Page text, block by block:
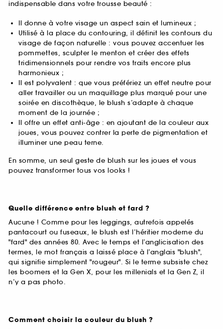
indispensable dans votre trousse beauté :
Il donne à votre visage un aspect sain et lumineux ;
Utilisé à la place du contouring, il définit les contours du
visage de façon naturelle : vous pouvez accentuer les
pommettes, sculpter le menton et créer des effets
tridimensionnels pour rendre vos traits encore plus
harmonieux ;
Il est polyvalent : que vous préfériez un effet neutre pour
aller travailler ou un maquillage plus marqué pour une
soirée en discothèque, le blush s’adapte à chaque
moment de la journée ;
Il offre un effet anti-âge : en ajoutant de la couleur aux
joues, vous pouvez contrer la perte de pigmentation et
illuminer une peau terne.
En somme, un seul geste de blush sur les joues et vous
pouvez transformer tous vos looks !
Quelle différence entre blush et fard ?
Aucune ! Comme pour les leggings, autrefois appelés
pantacourt ou fuseaux, le blush est l’héritier moderne du
"fard" des années 80. Avec le temps et l’anglicisation des
termes, le mot français a laissé place à l’anglais "blush",
qui signifie simplement "rougeur". Si le terme subsiste chez
les boomers et la Gen X, pour les millenials et la Gen Z, il
n’y a pas photo.
Comment choisir la couleur du blush ?